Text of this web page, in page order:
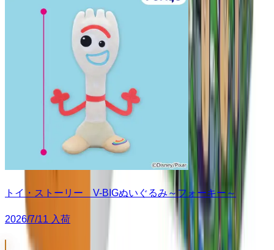
トイ・ストーリー V-BIGぬいぐるみ～フォーキー～
2026/7/11 入荷